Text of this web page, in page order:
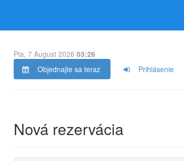
Pia, 7 August 2026 03:26
Objednajte sa teraz
Prihlásenie
Nová rezervácia